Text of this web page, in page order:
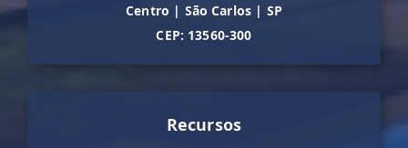
Centro | São Carlos | SP
CEP: 13560-300
Recursos